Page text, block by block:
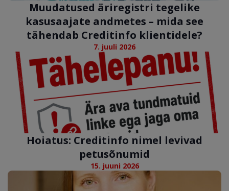
Muudatused äriregistri tegelike
kasusaajate andmetes – mida see
tähendab Creditinfo klientidele?
7. juuli 2026
Hoiatus: Creditinfo nimel levivad
petusõnumid
15. juuni 2026